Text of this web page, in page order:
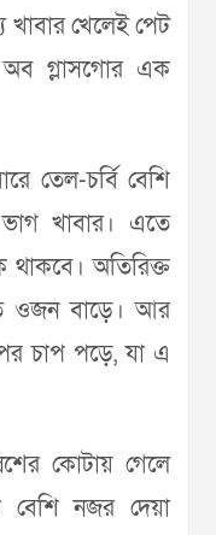
খাবার খেলেই পেট
অব গ্লাসগোর এক
তেল-চর্বি বেশি
খাবার। এতে
থাকবে। অতিরিক্ত
ওজন বাড়ে। আর
চাপ পড়ে, যা এ
কোটায় গেলে
বেশি নজর দেয়া